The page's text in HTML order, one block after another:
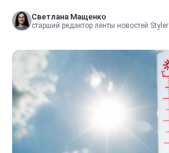
Светлана Мащенко
старший редактор ленты новостей Styler